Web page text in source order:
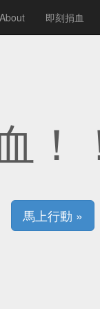
About 即刻捐血
！
馬上行動 »